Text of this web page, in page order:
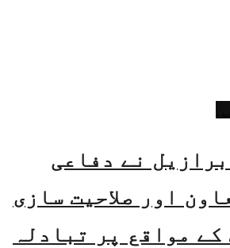
نے دفاعی
اور صلاحیت سازی
مواقع پر تبادلہ